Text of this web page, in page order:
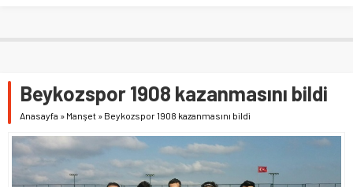
Beykozspor 1908 kazanmasını bildi
Anasayfa » Manşet » Beykozspor 1908 kazanmasını bildi